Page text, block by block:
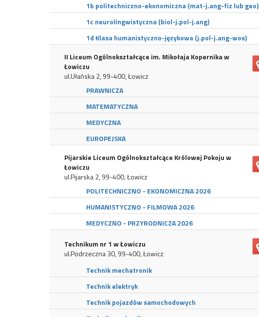
1b politechniczno-ekonomiczna (mat-j.ang-fiz lub geo)
1c neurolingwistyczna (biol-j.pol-j.ang)
1d Klasa humanistyczno-językowa (j.pol-j.ang-wos)
II Liceum Ogólnokształcące im. Mikołaja Kopernika w
Łowiczu
ul.Ułańska 2, 99-400, Łowicz
PRAWNICZA
MATEMATYCZNA
MEDYCZNA
EUROPEJSKA
Pijarskie Liceum Ogólnokształcące Królowej Pokoju w
Łowiczu
ul.Pijarska 2, 99-400, Łowicz
POLITECHNICZNO - EKONOMICZNA 2026
HUMANISTYCZNO - FILMOWA 2026
MEDYCZNO - PRZYRODNICZA 2026
Technikum nr 1 w Łowiczu
ul.Podrzeczna 30, 99-400, Łowicz
Technik mechatronik
Technik elektryk
Technik pojazdów samochodowych